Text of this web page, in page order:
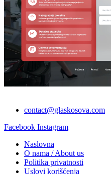
contact@glaskosova.com
Facebook Instagram
Naslovna
O nama / About us
Politika privatnosti
Uslovi korišćenja